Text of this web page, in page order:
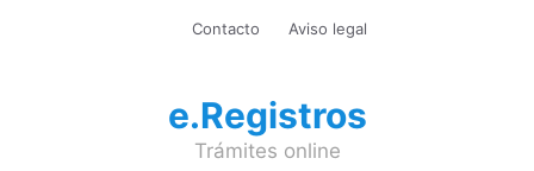
Contacto Aviso legal
e.Registros
Trámites online